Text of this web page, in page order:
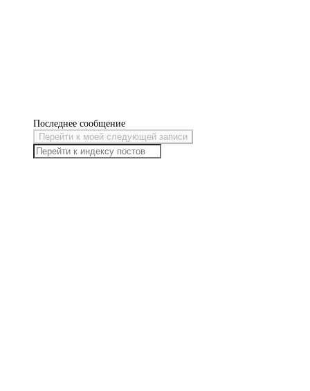
Последнее сообщение
Перейти к моей следующей записи